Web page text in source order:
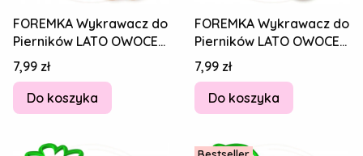
FOREMKA Wykrawacz do
Pierników LATO OWOCE
Jedzenie - JABŁKO 8cm
+ Przepisy
Cena
7,99 zł
Do koszyka
FOREMKA Wykrawacz do
Pierników LATO OWOCE
Jedzenie TRUSKAWKA
8cm + Przepisy
Cena
7,99 zł
Do koszyka